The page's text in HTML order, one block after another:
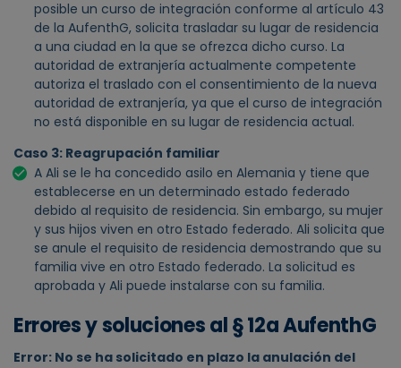
posible un curso de integración conforme al artículo 43
de la AufenthG, solicita trasladar su lugar de residencia
a una ciudad en la que se ofrezca dicho curso. La
autoridad de extranjería actualmente competente
autoriza el traslado con el consentimiento de la nueva
autoridad de extranjería, ya que el curso de integración
no está disponible en su lugar de residencia actual.
Caso 3: Reagrupación familiar
A Ali se le ha concedido asilo en Alemania y tiene que
establecerse en un determinado estado federado
debido al requisito de residencia. Sin embargo, su mujer
y sus hijos viven en otro Estado federado. Ali solicita que
se anule el requisito de residencia demostrando que su
familia vive en otro Estado federado. La solicitud es
aprobada y Ali puede instalarse con su familia.
Errores y soluciones al § 12a AufenthG
Error: No se ha solicitado en plazo la anulación del